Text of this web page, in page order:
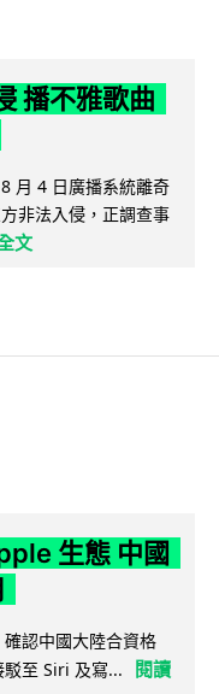
播不雅歌曲
月 4 日廣播系統離奇
非法入侵，正調查事
文
生態 中國
認中國大陸合資格
至 Siri 及寫...
閱讀